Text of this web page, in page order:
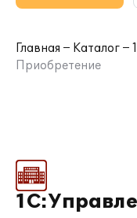
Главная Каталог
Приобретение